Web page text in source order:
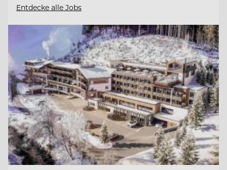
Entdecke alle Jobs